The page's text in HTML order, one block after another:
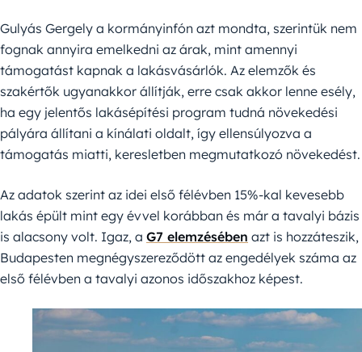
Gulyás Gergely a kormányinfón azt mondta, szerintük nem
fognak annyira emelkedni az árak, mint amennyi
támogatást kapnak a lakásvásárlók. Az elemzők és
szakértők ugyanakkor állítják, erre csak akkor lenne esély,
ha egy jelentős lakásépítési program tudná növekedési
pályára állítani a kínálati oldalt, így ellensúlyozva a
támogatás miatti, keresletben megmutatkozó növekedést.
Az adatok szerint az idei első félévben 15%-kal kevesebb
lakás épült mint egy évvel korábban és már a tavalyi bázis
is alacsony volt. Igaz, a G7 elemzésében azt is hozzáteszik,
Budapesten megnégyszereződött az engedélyek száma az
első félévben a tavalyi azonos időszakhoz képest.